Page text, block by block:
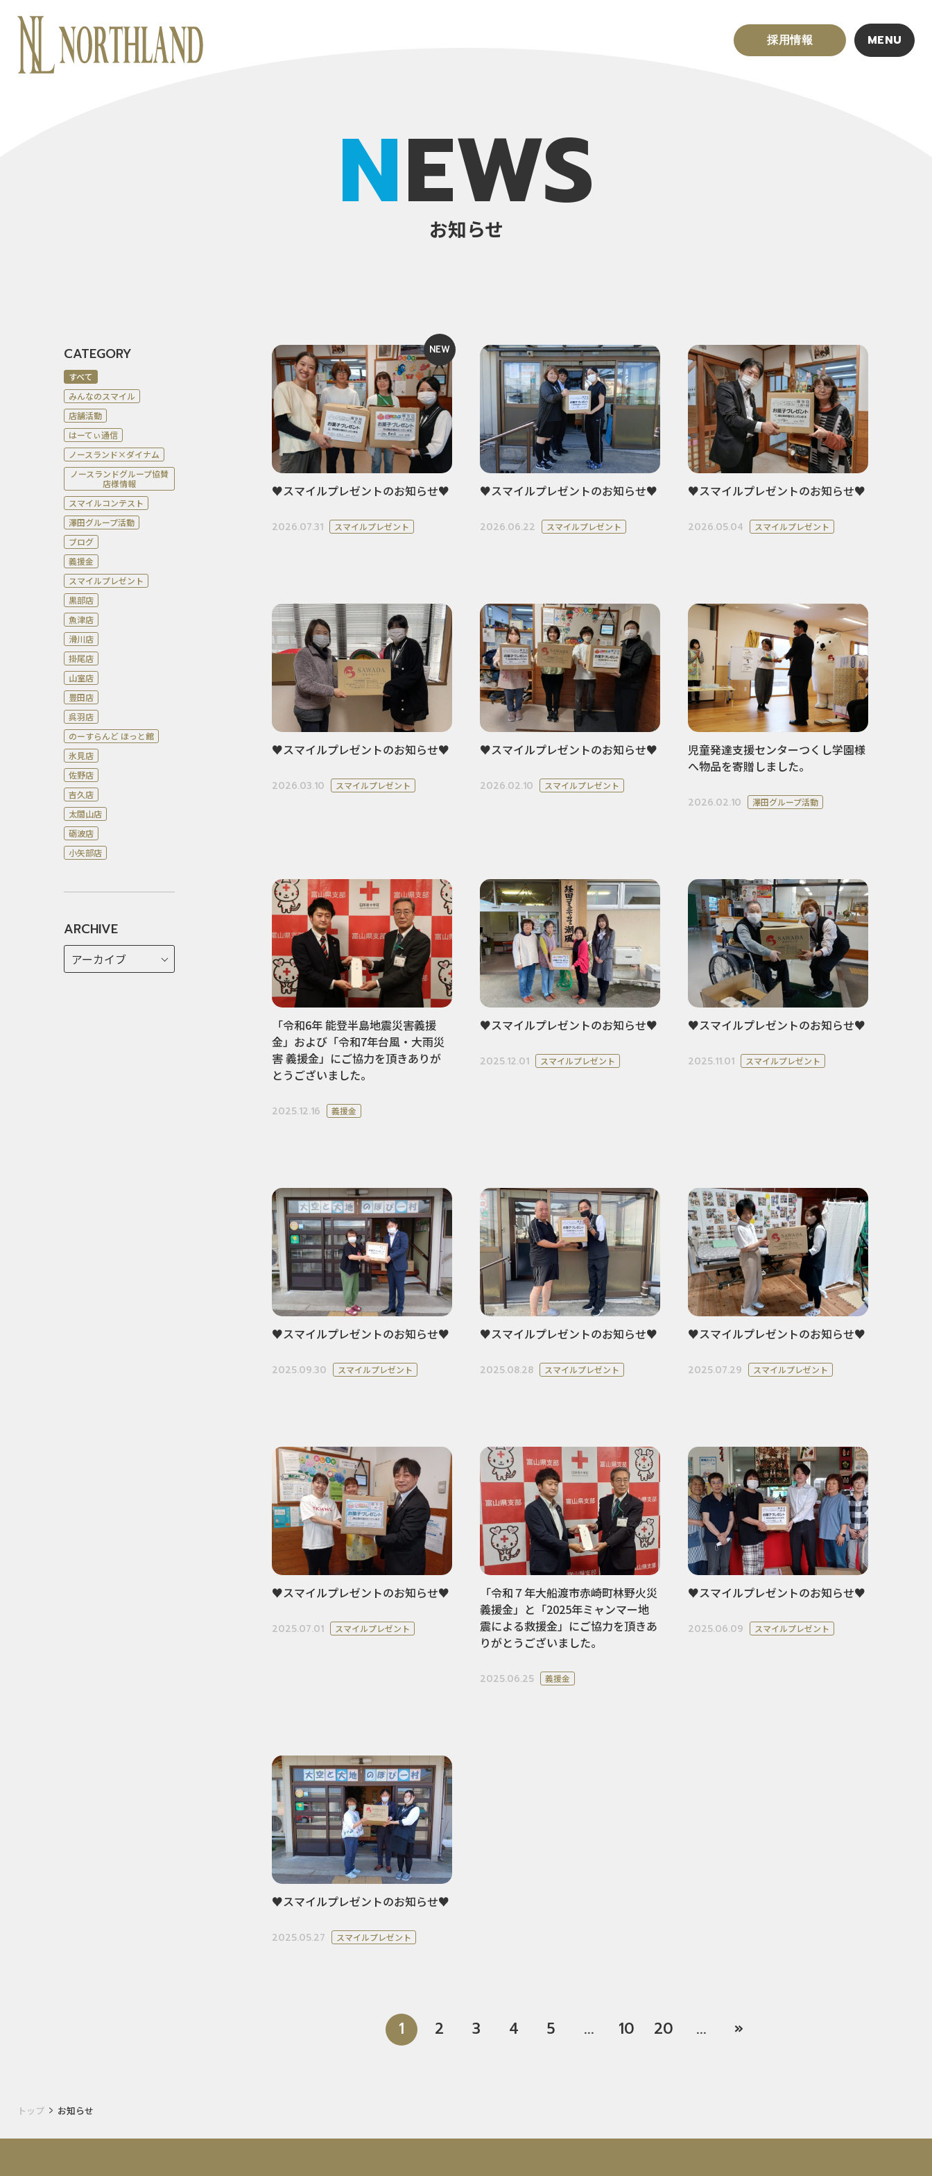
採用情報 MENU
NEWS
お知らせ
CATEGORY
すべて
みんなのスマイル
店舗活動
はーてぃ通信
ノースランド×ダイナム
ノースランドグループ協賛
店様情報
スマイルコンテスト
澤田グループ活動
ブログ
義援金
スマイルプレゼント
黒部店
魚津店
滑川店
掛尾店
山室店
豊田店
呉羽店
のーすらんど ほっと館
氷見店
佐野店
吉久店
太閤山店
砺波店
小矢部店
ARCHIVE
NEW
♥スマイルプレゼントのお知らせ♥
2026.07.31 スマイルプレゼント
♥スマイルプレゼントのお知らせ♥
2026.06.22 スマイルプレゼント
♥スマイルプレゼントのお知らせ♥
2026.05.04 スマイルプレゼント
♥スマイルプレゼントのお知らせ♥
2026.03.10 スマイルプレゼント
♥スマイルプレゼントのお知らせ♥
2026.02.10 スマイルプレゼント
児童発達支援センターつくし学園様
へ物品を寄贈しました。
2026.02.10 澤田グループ活動
「令和6年 能登半島地震災害義援
金」および「令和7年台風・大雨災
害 義援金」にご協力を頂きありが
とうございました。
2025.12.16 義援金
♥スマイルプレゼントのお知らせ♥
2025.12.01 スマイルプレゼント
♥スマイルプレゼントのお知らせ♥
2025.11.01 スマイルプレゼント
♥スマイルプレゼントのお知らせ♥
2025.09.30 スマイルプレゼント
♥スマイルプレゼントのお知らせ♥
2025.08.28 スマイルプレゼント
♥スマイルプレゼントのお知らせ♥
2025.07.29 スマイルプレゼント
♥スマイルプレゼントのお知らせ♥
2025.07.01 スマイルプレゼント
「令和７年大船渡市赤崎町林野火災
義援金」と「2025年ミャンマー地
震による救援金」にご協力を頂きあ
りがとうございました。
2025.06.25 義援金
♥スマイルプレゼントのお知らせ♥
2025.06.09 スマイルプレゼント
♥スマイルプレゼントのお知らせ♥
2025.05.27 スマイルプレゼント
1 2 3 4 5 ... 10 20 ... »
トップ お知らせ